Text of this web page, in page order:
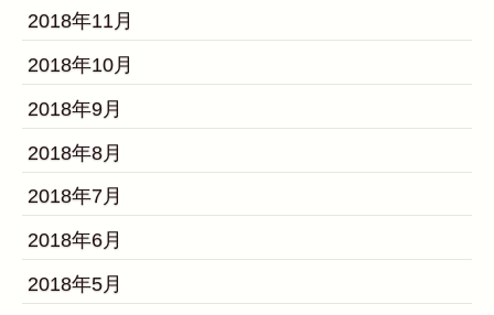
2018年11月
2018年10月
2018年9月
2018年8月
2018年7月
2018年6月
2018年5月